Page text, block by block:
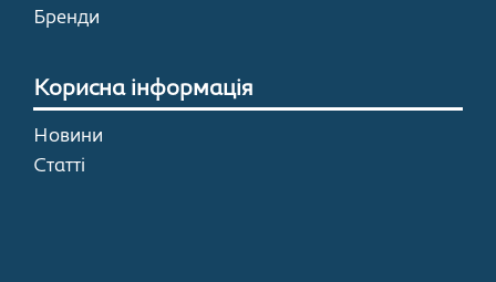
Бренди
Корисна інформація
Новини
Статті